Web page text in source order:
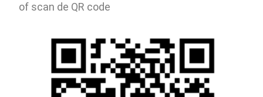
of scan de QR code